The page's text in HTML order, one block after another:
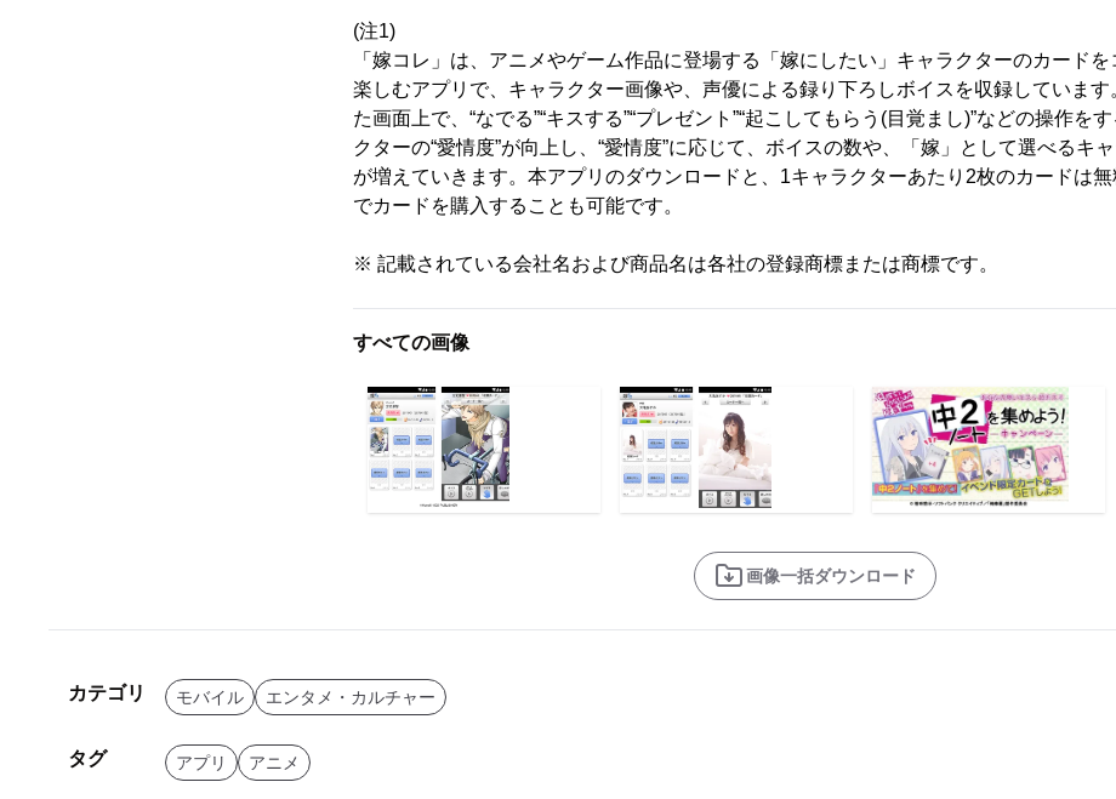
(注1)
「嫁コレ」は、アニメやゲーム作品に登場する「嫁にしたい」キャラクターのカード
楽しむアプリで、キャラクター画像や、声優による録り下ろしボイスを収録しています
た画面上で、“なでる”“キスする”“プレゼント”“起こしてもらう(目覚まし)”などの操作を
クターの“愛情度”が向上し、“愛情度”に応じて、ボイスの数や、「嫁」として選べるキ
が増えていきます。本アプリのダウンロードと、1キャラクターあたり2枚のカードは
でカードを購入することも可能です。
※ 記載されている会社名および商品名は各社の登録商標または商標です。
すべての画像
画像一括ダウンロード
カテゴリ モバイル エンタメ・カルチャー
タグ アプリ アニメ